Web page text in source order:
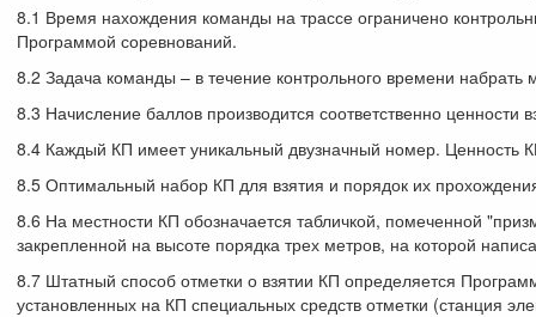
8.1 Время нахождения команды на трассе ограничено
Программой соревнований.
8.2 Задача команды – в течение контрольного времени набрать
8.3 Начисление баллов производится соответственно ценности
8.4 Каждый КП имеет уникальный двузначный номер. Ценность
8.5 Оптимальный набор КП для взятия и порядок их
8.6 На местности КП обозначается табличкой, помеченной
закрепленной на высоте порядка трех метров, на которой
8.7 Штатный способ отметки о взятии КП определяется
установленных на КП специальных средств отметки (станция